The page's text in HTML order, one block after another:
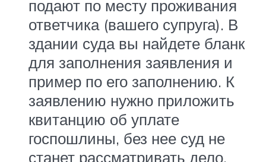
подают по месту проживания
ответчика (вашего супруга). В
здании суда вы найдете бланк
для заполнения заявления и
пример по его заполнению. К
заявлению нужно приложить
квитанцию об уплате
госпошлины, без нее суд не
станет рассматривать дело,